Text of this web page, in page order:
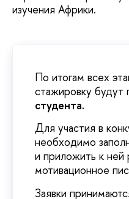
изучения Африки.
По итогам всех
стажировку будут
студента.
Для участия в
необходимо
и приложить к
мотивационное
Заявки